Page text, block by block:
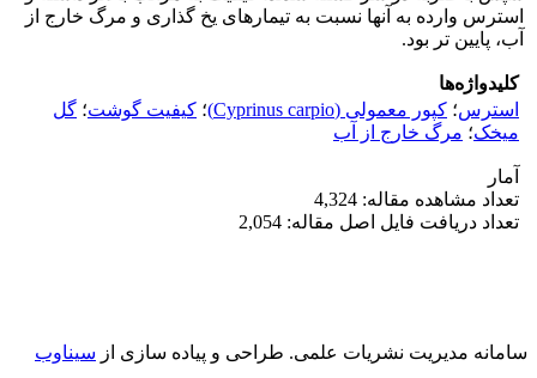
استرس وارده به آنها نسبت به تیمارهای یخ گذاری و مرگ خارج از
آب، پایین تر بود.
کلیدواژه‌ها
استرس؛ کپور معمولی (Cyprinus carpio) ؛ کیفیت گوشت؛ گل
میخک؛ مرگ خارج از آب
آمار
تعداد مشاهده مقاله: 4,324
تعداد دریافت فایل اصل مقاله: 2,054
سامانه مدیریت نشریات علمی. طراحی و پیاده سازی از سیناوب